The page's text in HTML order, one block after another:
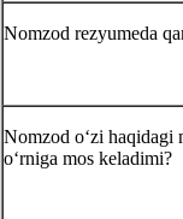
Nomzod rezyumeda
Nomzod oʻzi haqidagi
oʻrniga mos keladimi?